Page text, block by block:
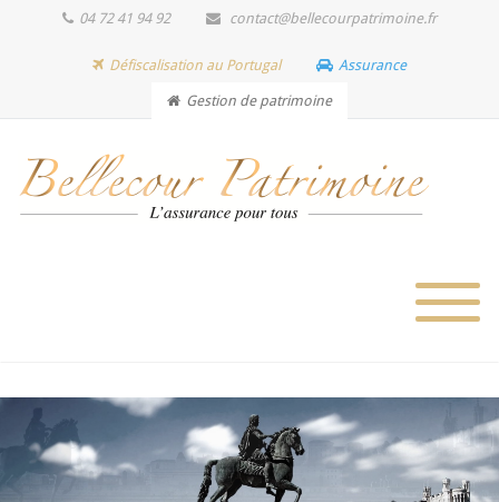
04 72 41 94 92 contact@bellecourpatrimoine.fr
Défiscalisation au Portugal Assurance
Gestion de patrimoine
Votre devis en ligne !